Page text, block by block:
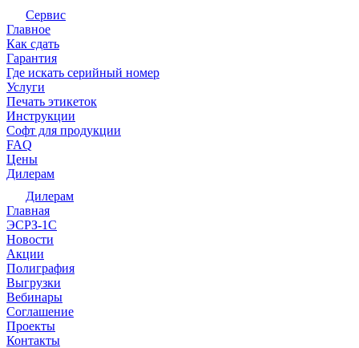
Сервис
Главное
Как сдать
Гарантия
Где искать серийный номер
Услуги
Печать этикеток
Инструкции
Софт для продукции
FAQ
Цены
Дилерам
Дилерам
Главная
ЭСРЗ-1С
Новости
Акции
Полиграфия
Выгрузки
Вебинары
Соглашение
Проекты
Контакты